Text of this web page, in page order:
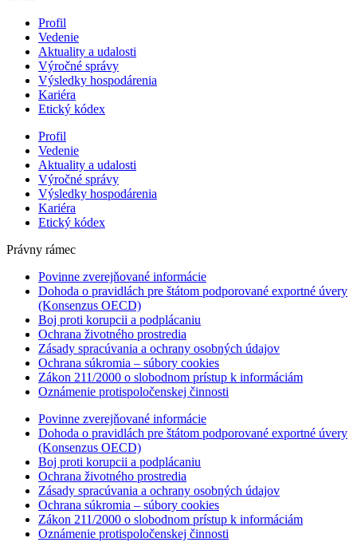
Profil
Vedenie
Aktuality a udalosti
Výročné správy
Výsledky hospodárenia
Kariéra
Etický kódex
Profil
Vedenie
Aktuality a udalosti
Výročné správy
Výsledky hospodárenia
Kariéra
Etický kódex
Právny rámec
Povinne zverejňované informácie
Dohoda o pravidlách pre štátom podporované exportné úvery
(Konsenzus OECD)
Boj proti korupcii a podplácaniu
Ochrana životného prostredia
Zásady spracúvania a ochrany osobných údajov
Ochrana súkromia – súbory cookies
Zákon 211/2000 o slobodnom prístup k informáciám
Oznámenie protispoločenskej činnosti
Povinne zverejňované informácie
Dohoda o pravidlách pre štátom podporované exportné úvery
(Konsenzus OECD)
Boj proti korupcii a podplácaniu
Ochrana životného prostredia
Zásady spracúvania a ochrany osobných údajov
Ochrana súkromia – súbory cookies
Zákon 211/2000 o slobodnom prístup k informáciám
Oznámenie protispoločenskej činnosti